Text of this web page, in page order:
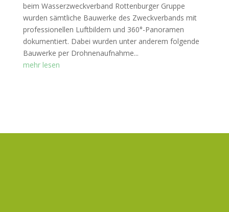
beim Wasserzweckverband Rottenburger Gruppe
wurden sämtliche Bauwerke des Zweckverbands mit
professionellen Luftbildern und 360°-Panoramen
dokumentiert. Dabei wurden unter anderem folgende
Bauwerke per Drohnenaufnahme...
mehr lesen